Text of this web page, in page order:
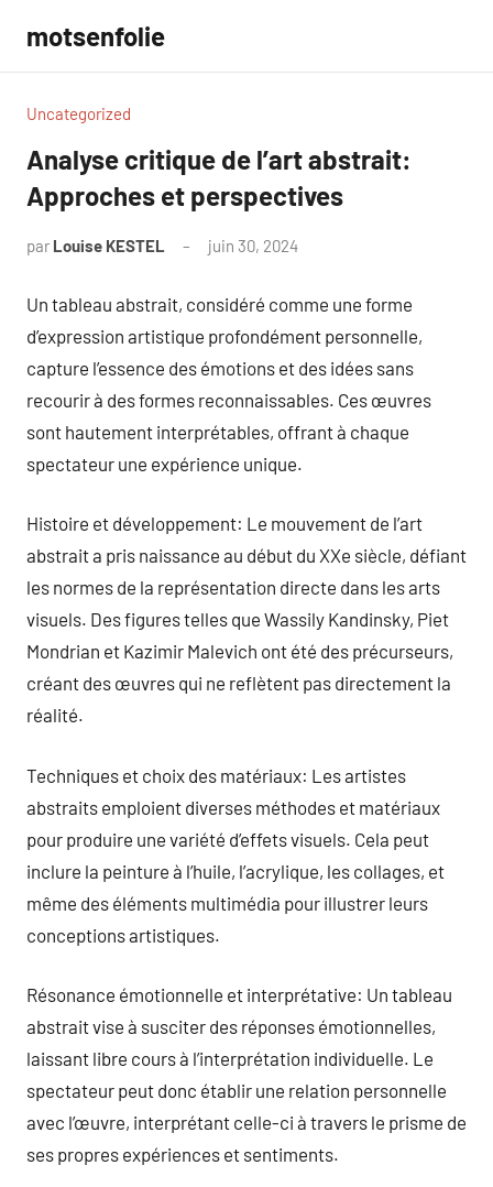
contenu
motsenfolie
Uncategorized
Analyse critique de l’art abstrait:
Approches et perspectives
par Louise KESTEL juin 30, 2024
Un tableau abstrait, considéré comme une forme
d’expression artistique profondément personnelle,
capture l’essence des émotions et des idées sans
recourir à des formes reconnaissables. Ces œuvres
sont hautement interprétables, offrant à chaque
spectateur une expérience unique.
Histoire et développement: Le mouvement de l’art
abstrait a pris naissance au début du XXe siècle, défiant
les normes de la représentation directe dans les arts
visuels. Des figures telles que Wassily Kandinsky, Piet
Mondrian et Kazimir Malevich ont été des précurseurs,
créant des œuvres qui ne reflètent pas directement la
réalité.
Techniques et choix des matériaux: Les artistes
abstraits emploient diverses méthodes et matériaux
pour produire une variété d’effets visuels. Cela peut
inclure la peinture à l’huile, l’acrylique, les collages, et
même des éléments multimédia pour illustrer leurs
conceptions artistiques.
Résonance émotionnelle et interprétative: Un tableau
abstrait vise à susciter des réponses émotionnelles,
laissant libre cours à l’interprétation individuelle. Le
spectateur peut donc établir une relation personnelle
avec l’œuvre, interprétant celle-ci à travers le prisme de
ses propres expériences et sentiments.